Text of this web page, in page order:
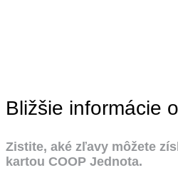
Bližšie informácie
Zistite, aké zľavy môžete
kartou COOP Jednota.